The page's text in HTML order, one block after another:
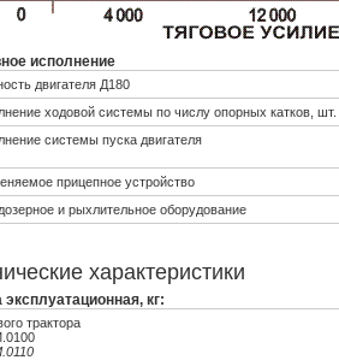
исполнение
двигателя Д180
ходовой системы по числу опорных катков, шт.
системы пуска двигателя
прицепное устройство
и рыхлительное оборудование
характеристики
эксплуатационная, кг:
трактора